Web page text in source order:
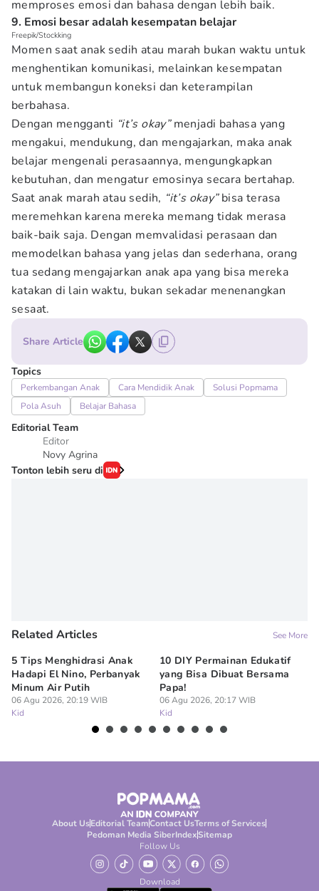
memproses emosi dan bahasa dengan lebih baik.
9. Emosi besar adalah kesempatan belajar
Freepik/Stockking
Momen saat anak sedih atau marah bukan waktu untuk
menghentikan komunikasi, melainkan kesempatan
untuk membangun koneksi dan keterampilan
berbahasa.
Dengan mengganti “it’s okay”menjadi bahasa yang
mengakui, mendukung, dan mengajarkan, maka anak
belajar mengenali perasaannya, mengungkapkan
kebutuhan, dan mengatur emosinya secara bertahap.
Saat anak marah atau sedih, “it’s okay”bisa terasa
meremehkan karena mereka memang tidak merasa
baik-baik saja. Dengan memvalidasi perasaan dan
memodelkan bahasa yang jelas dan sederhana, orang
tua sedang mengajarkan anak apa yang bisa mereka
katakan di lain waktu, bukan sekadar menenangkan
sesaat.
Share Article
Topics
Perkembangan Anak Cara Mendidik Anak
Solusi Popmama
Pola Asuh
Belajar Bahasa
Editorial Team
Editor
Novy Agrina
Tonton lebih seru di
Related Articles See More
5 Tips Menghidrasi Anak
Hadapi El Nino, Perbanyak
Minum Air Putih
06 Agu 2026, 20:19 WIB
Kid
10 DIY Permainan Edukatif
yang Bisa Dibuat Bersama
Papa!
06 Agu 2026, 20:17 WIB
Kid
About UsEditorial TeamContact UsTerms of Services
Pedoman Media SiberIndexSitemap
Follow Us
Download